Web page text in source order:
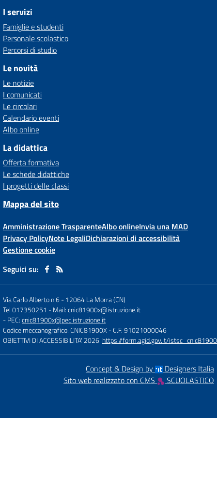
I servizi
Famiglie e studenti
Personale scolastico
Percorsi di studio
Le novità
Le notizie
I comunicati
Le circolari
Calendario eventi
Albo online
La didattica
Offerta formativa
Le schede didattiche
I progetti delle classi
Mappa del sito
Amministrazione TrasparenteAlbo onlineInvia una MAD
Privacy PolicyNote LegaliDichiarazioni di accessibilità
Gestione cookie
Seguici su:
Via Carlo Alberto n.6-12064 La Morra (CN)
Tel 017350251 - Mail:cnic81900x@istruzione.it
- PEC:cnic81900x@pec.istruzione.it
Codice meccanografico: CNIC81900X- C.F. 91021000046
OBIETTIVI DI ACCESSIBILITA' 2026: https://form.agid.gov.it/
Concept & Design by
Designers Italia
Sito web realizzato con CMS
SCUOLASTICO